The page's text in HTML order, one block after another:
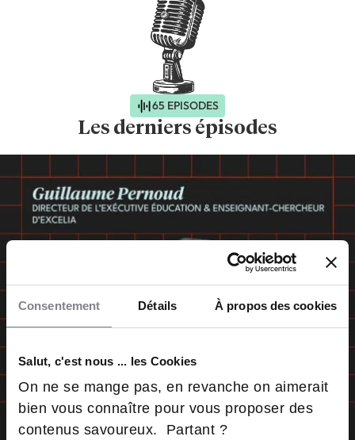
Consentement Détails À propos des cookies
Salut, c'est nous ... les Cookies
On ne se mange pas, en revanche on aimerait
bien vous connaître pour vous proposer des
contenus savoureux. Partant ?
65 EPISODES
Les derniers épisodes